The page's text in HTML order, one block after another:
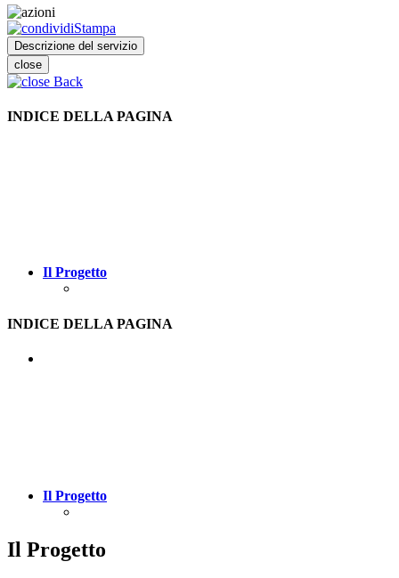
Stampa
Descrizione del servizio
close
Back
INDICE DELLA PAGINA
Il Progetto
INDICE DELLA PAGINA
Il Progetto
Il Progetto